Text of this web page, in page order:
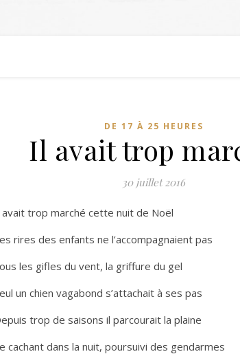
DE 17 À 25 HEURES
Il avait trop
30 juillet 2016
trop marché cette nuit de Noël
rires des enfants ne l’accompagnaient pas
les gifles du vent, la griffure du gel
un chien vagabond s’attachait à ses pas
trop de saisons il parcourait la plaine
cachant dans la nuit, poursuivi des gendarmes